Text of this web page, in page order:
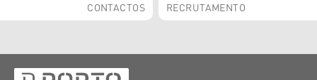
CONTACTOS RECRUTAMENTO